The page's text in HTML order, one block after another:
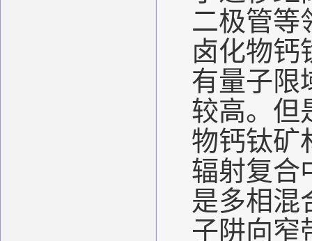
二极管等
卤化物钙
有量子限
较高。但
物钙钛矿
辐射复合
是多相混
子阱向窄